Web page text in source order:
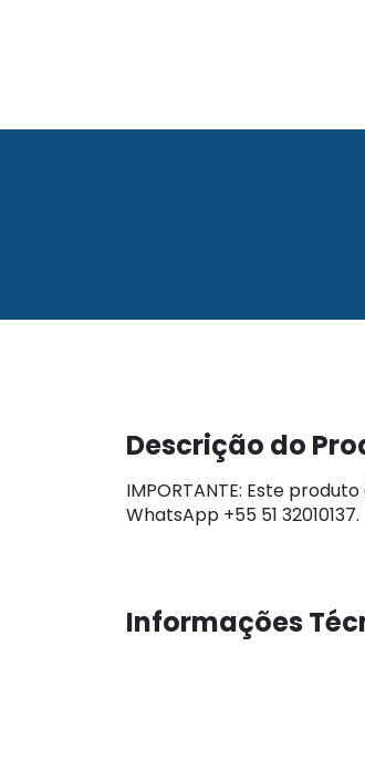
Descrição do
IMPORTANTE: Este
WhatsApp +55 51 32010137.
Informações